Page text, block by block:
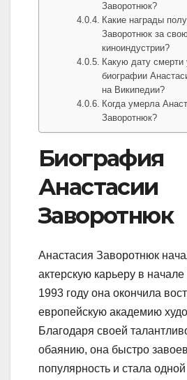
Заворотнюк?
Какие награды
Заворотнюк за
киноиндустрии?
Какую дату смерти
биографии
на Википедии?
Когда умерла
Заворотнюк?
Биография
Анастасии
Заворотнюк
Анастасия Заворотнюк
актерскую карьеру в
1993 году она окончила
европейскую академию
Благодаря своей
обаянию, она быстро
популярность и стала